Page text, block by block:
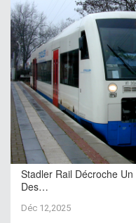
Stadler Rail Décroche
Des…
Déc 12,2025